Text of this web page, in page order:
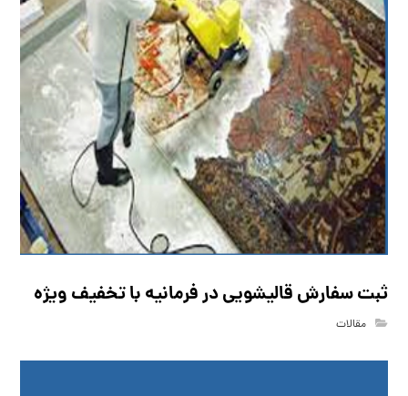
ثبت سفارش قالیشویی در فرمانیه با تخفیف ویژه
مقالات